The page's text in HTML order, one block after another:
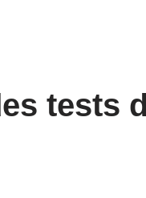
tests